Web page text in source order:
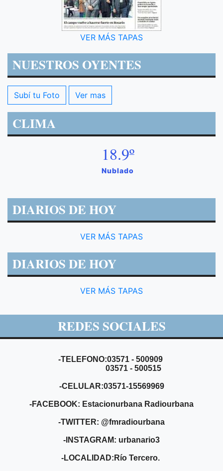
VER MÁS TAPAS
NUESTROS OYENTES
Subí tu Foto Ver mas
CLIMA
18.9º
Nublado
DIARIOS DE HOY
VER MÁS TAPAS
DIARIOS DE HOY
VER MÁS TAPAS
REDES SOCIALES
-TELEFONO:03571 - 500909
03571 - 500515
-CELULAR:03571-15569969
-FACEBOOK: Estacionurbana Radiourbana
-TWITTER: @fmradiourbana
-INSTAGRAM: urbanario3
-LOCALIDAD:Río Tercero.